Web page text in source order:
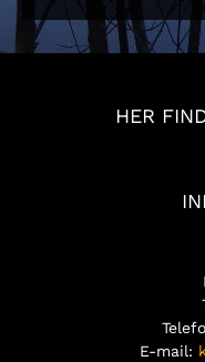
HER
E-mail: